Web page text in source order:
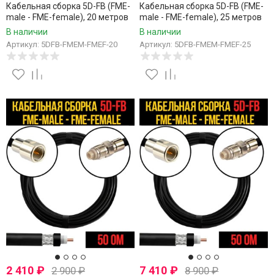
Кабельная сборка 5D-FB (FME-
male - FME-female), 20 метров
В наличии
Артикул: 5DFB-FMEM-FMEF-20
Кабельная сборка 5D-FB (FME-
male - FME-female), 25 метров
В наличии
Артикул: 5DFB-FMEM-FMEF-25
2 410 ₽ 2 900₽ 7 410₽ 8 900₽